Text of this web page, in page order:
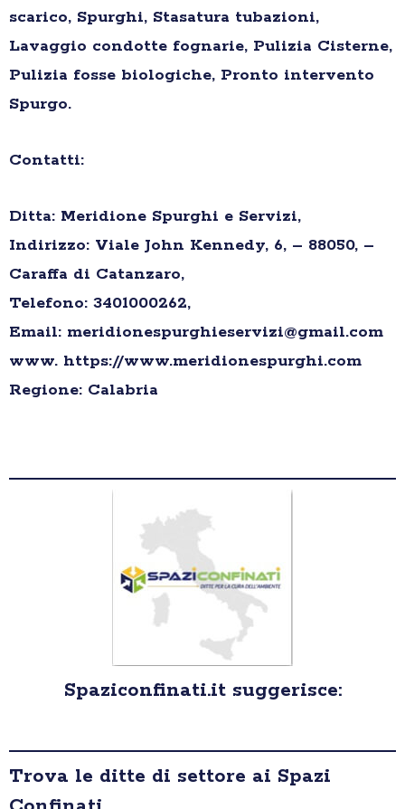
scarico, Spurghi, Stasatura tubazioni,
Lavaggio condotte fognarie, Pulizia Cisterne,
Pulizia fosse biologiche, Pronto intervento
Spurgo.
Contatti:
Ditta: Meridione Spurghi e Servizi,
Indirizzo: Viale John Kennedy, 6, – 88050, –
Caraffa di Catanzaro,
Telefono: 3401000262,
Email: meridionespurghieservizi@gmail.com
www. https://www.meridionespurghi.com
Regione: Calabria
Spaziconfinati.it suggerisce:
Trova le ditte di settore ai Spazi